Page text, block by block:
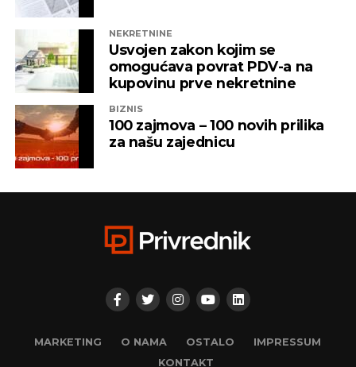
NEKRETNINE
Usvojen zakon kojim se
omogućava povrat PDV-a na
kupovinu prve nekretnine
BIZNIS
100 zajmova – 100 novih prilika
za našu zajednicu
MARKETING O NAMA OSTALO
IMPRESSUM
KONTAKT